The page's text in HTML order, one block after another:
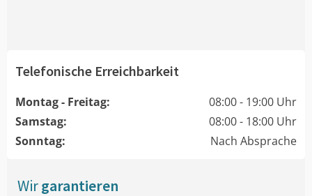
Telefonische Erreichbarkeit
Montag - Freitag:
08:00 - 19:00 Uhr
Samstag:
08:00 - 18:00 Uhr
Sonntag:
Nach Absprache
Wirgarantieren